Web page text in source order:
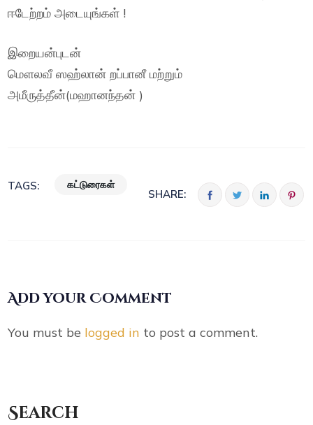
ஈடேற்றம் அடையுங்கள் !
இறையன்புடன்
மௌலவீ ஸஹ்லான் றப்பானீ மற்றும்
அமீருத்தீன்(மஹானந்தன் )
TAGS: கட்டுரைகள்
SHARE:
Add your Comment
You must be logged in to post a comment.
Search